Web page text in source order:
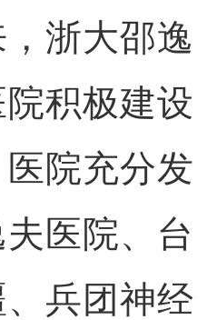
浙大邵逸
积极建设
院充分发
医院、台
兵团神经